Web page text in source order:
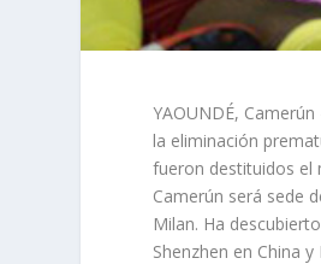
YAOUNDÉ,
la eliminación
fueron destituidos el
Camerún será sede
Milan. Ha
Shenzhen en China